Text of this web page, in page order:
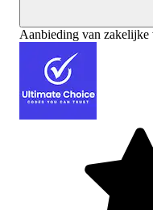
Aanbieding van zakelijke